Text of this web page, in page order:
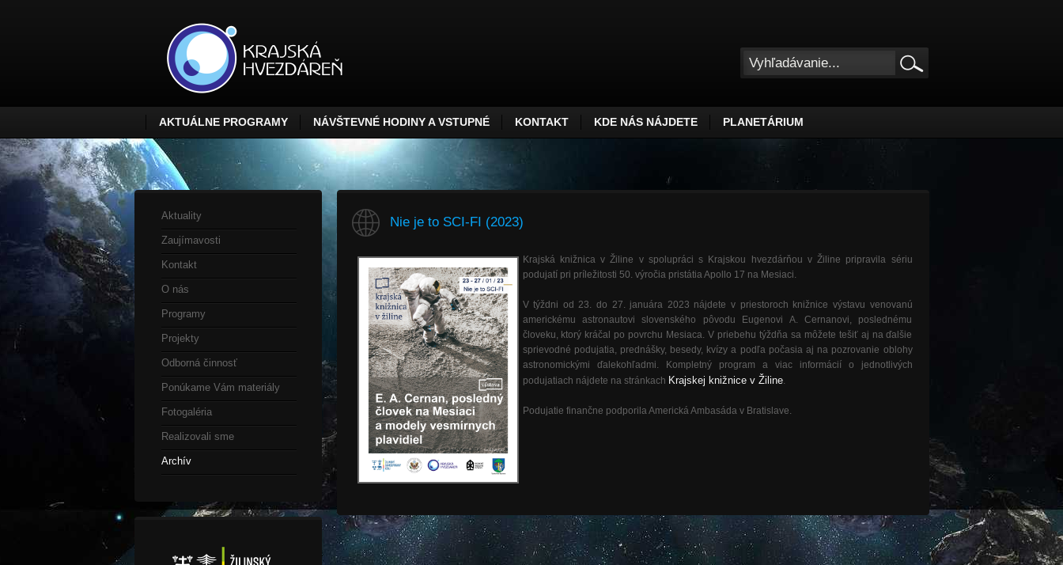
AKTUÁLNE PROGRAMY NÁVŠTEVNÉ HODINY A VSTUPNÉ KONTAKT KDE NÁS NÁJDETE PLANETÁRIUM
Aktuality
Zaujímavosti
Kontakt
O nás
Programy
Projekty
Odborná činnosť
Ponúkame Vám materiály
Fotogaléria
Realizovali sme
Archív
Nie je to SCI-FI (2023)
Krajská knižnica v Žiline v spolupráci s Krajskou hvezdárňou v Žiline pripravila sériu
podujatí pri príležitosti 50. výročia pristátia Apollo 17 na Mesiaci.
V týždni od 23. do 27. januára 2023 nájdete v priestoroch knižnice výstavu venovanú
americkému astronautovi slovenského pôvodu Eugenovi A. Cernanovi, poslednému
človeku, ktorý kráčal po povrchu Mesiaca. V priebehu týždňa sa môžete tešiť aj na ďalšie
sprievodné podujatia, prednášky, besedy, kvízy a podľa počasia aj na pozrovanie oblohy
astronomickými ďalekohľadmi. Kompletný program a viac informácií o jednotlivých
podujatiach nájdete na stránkach Krajskej knižnice v Žiline.
Podujatie finančne podporila Americká Ambasáda v Bratislave.